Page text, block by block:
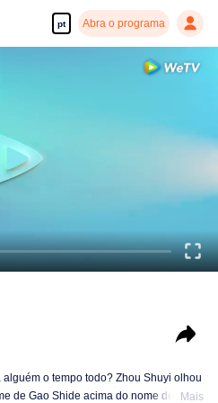
pt Abra o programa
o tempo todo? Zhou Shuyi olhou
de Gao Shide acima do nome deleMais